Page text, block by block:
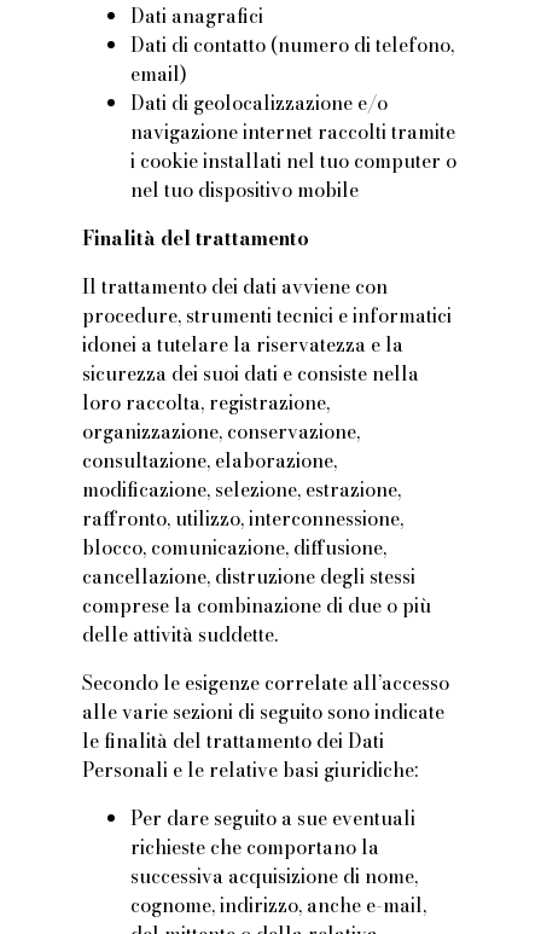
Dati anagrafici
Dati di contatto (numero di telefono,
email)
Dati di geolocalizzazione e/o
navigazione internet raccolti tramite
i cookie installati nel tuo computer o
nel tuo dispositivo mobile
Finalità del trattamento
Il trattamento dei dati avviene con
procedure, strumenti tecnici e informatici
idonei a tutelare la riservatezza e la
sicurezza dei suoi dati e consiste nella
loro raccolta, registrazione,
organizzazione, conservazione,
consultazione, elaborazione,
modificazione, selezione, estrazione,
raffronto, utilizzo, interconnessione,
blocco, comunicazione, diffusione,
cancellazione, distruzione degli stessi
comprese la combinazione di due o più
delle attività suddette.
Secondo le esigenze correlate all’accesso
alle varie sezioni di seguito sono indicate
le finalità del trattamento dei Dati
Personali e le relative basi giuridiche:
Per dare seguito a sue eventuali
richieste che comportano la
successiva acquisizione di nome,
cognome, indirizzo, anche e-mail,